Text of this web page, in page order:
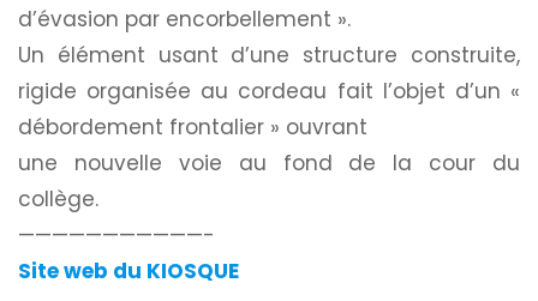
d’évasion par encorbellement ».
Un élément usant d’une structure construite,
rigide organisée au cordeau fait l’objet d’un «
débordement frontalier » ouvrant
une nouvelle voie au fond de la cour du
collège.
———————————-
Site web du KIOSQUE